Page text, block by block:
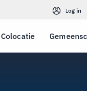
Log in
Colocatie